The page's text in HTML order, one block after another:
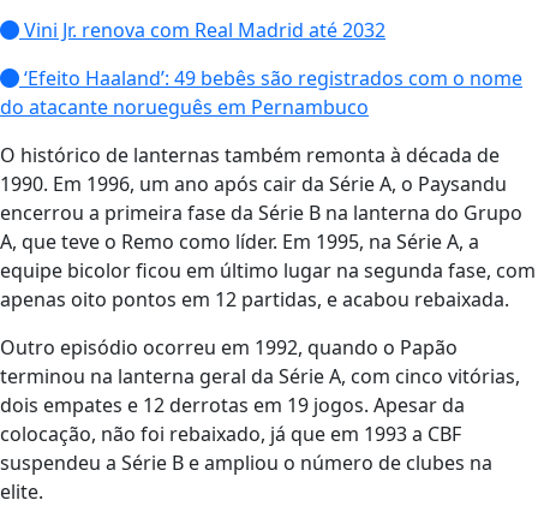
Vini Jr. renova com Real Madrid até 2032
‘Efeito Haaland’: 49 bebês são registrados com o nome
do atacante norueguês em Pernambuco
O histórico de lanternas também remonta à década de
1990. Em 1996, um ano após cair da Série A, o Paysandu
encerrou a primeira fase da Série B na lanterna do Grupo
A, que teve o Remo como líder. Em 1995, na Série A, a
equipe bicolor ficou em último lugar na segunda fase, com
apenas oito pontos em 12 partidas, e acabou rebaixada.
Outro episódio ocorreu em 1992, quando o Papão
terminou na lanterna geral da Série A, com cinco vitórias,
dois empates e 12 derrotas em 19 jogos. Apesar da
colocação, não foi rebaixado, já que em 1993 a CBF
suspendeu a Série B e ampliou o número de clubes na
elite.